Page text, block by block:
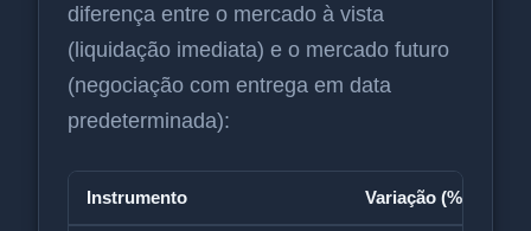
diferença entre o mercado à vista
(liquidação imediata) e o mercado futuro
(negociação com entrega em data
predeterminada):
Instrumento Variação (%)